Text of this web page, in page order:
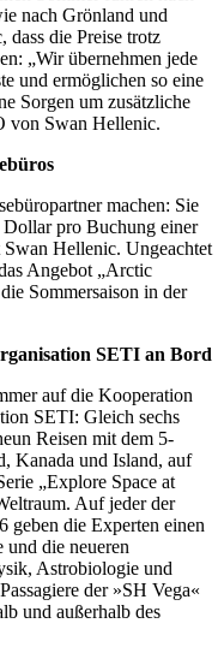
nach Grönland und
dass die Preise trotz
„Wir übernehmen jede
und ermöglichen so eine
Sorgen um zusätzliche
von Swan Hellenic.
machen: Sie
pro Buchung einer
Hellenic. Ungeachtet
Angebot „Arctic
Sommersaison in der
SETI an Bord
auf die Kooperation
SETI: Gleich sechs
Reisen mit dem 5-
Kanada und Island, auf
„Explore Space at
Auf jeder der
geben die Experten einen
die neueren
Astrobiologie und
der »SH Vega«
und außerhalb des